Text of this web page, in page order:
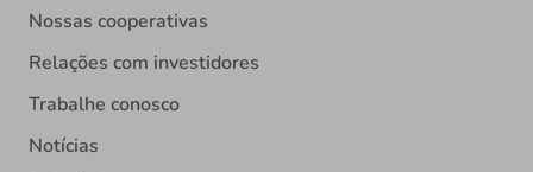
Nossas cooperativas
Relações com investidores
Trabalhe conosco
Notícias